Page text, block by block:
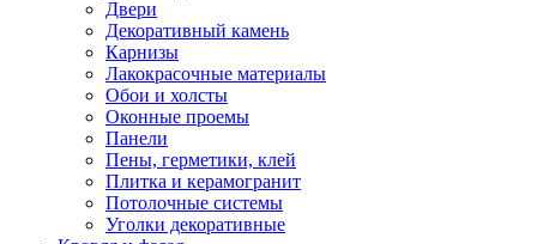
Двери
Декоративный камень
Карнизы
Лакокрасочные материалы
Обои и холсты
Оконные проемы
Панели
Пены, герметики, клей
Плитка и керамогранит
Потолочные системы
Уголки декоративные